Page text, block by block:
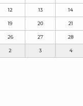
12 13 14
19 20 21
26 27 28
2 3 4